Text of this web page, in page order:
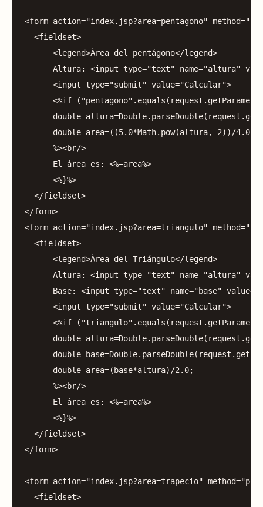
<form action="index.jsp?area=pentagono" method=
<fieldset>
<legend>Área del pentágono</legend>
Altura:
<input type="text" name="altura"
<input type="submit" value="Calcular">
<%if ( "pentagono" . equals ( request .
double altura=Double. parseDouble( request .
double area=((5.0*Math. pow(altura, 2))/4.0
%><br/>
El
área es: <%=area%>
<%}%>
</fieldset>
</form>
<form action="index.jsp?area=triangulo" method=
<fieldset>
<legend>Área del Triángulo</legend>
Altura:
<input type="text" name="altura"
Base:
<input type="text" name="base" value=
<input type="submit" value="Calcular">
<%if ( "triangulo" . equals ( request .
double altura=Double. parseDouble( request .
double
base=Double. parseDouble( request .
double area=( base*altura)/2.0;
%><br/>
El
área es: <%=area%>
<%}%>
</fieldset>
</form>
<form action="index.jsp?area=trapecio" method=
<fieldset>